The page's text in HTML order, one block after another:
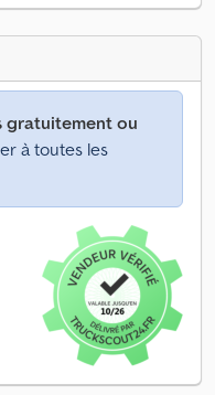
gratuitement ou
à toutes les